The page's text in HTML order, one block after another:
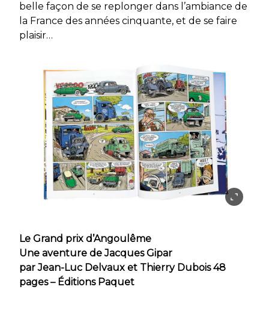
belle façon de se replonger dans l’ambiance de
la France des années cinquante, et de se faire
plaisir…
Le Grand prix d’Angoulême
Une aventure de Jacques Gipar
par Jean-Luc Delvaux et Thierry Dubois 48
pages – Éditions Paquet